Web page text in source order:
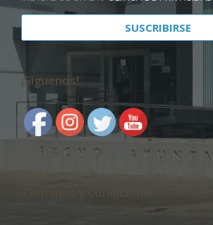
¡Síguenos!